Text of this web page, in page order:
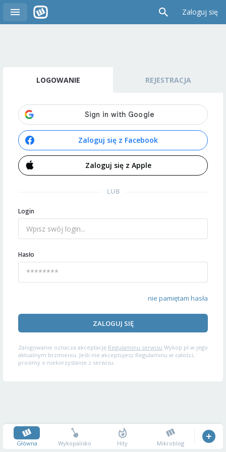
Zaloguj się
LOGOWANIE REJESTRACJA
Zaloguj się z Facebook
Zaloguj się z Apple
LUB
Login
Hasło
nie pamiętam hasła
ZALOGUJ SIĘ
Zalogowanie oznacza akceptację Regulaminu serwisu Wykop.pl w jego
aktualnym brzmieniu. Jeśli nie akceptujesz Regulaminu w całości,
prosimy o niekorzystanie z serwisu.
Główna Wykopalisko Hity Mikroblog